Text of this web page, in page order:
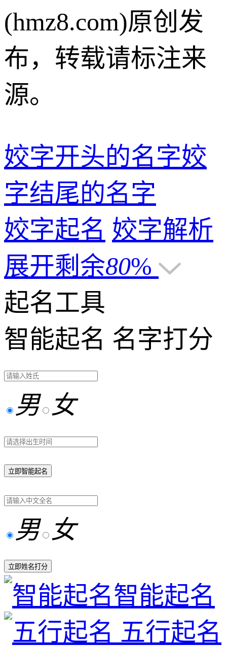
(hmz8.com)原创发
布，转载请标注来
源。
姣字开头的名字姣
字结尾的名字
姣字起名 姣字解析
展开剩余80%
起名工具
智能起名 名字打分
男 女
立即智能起名
男 女
立即姓名打分
智能起名
五行起名